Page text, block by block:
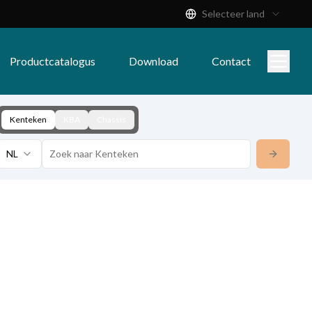
Selecteer land
Productcatalogus Download Contact
Kenteken
NL